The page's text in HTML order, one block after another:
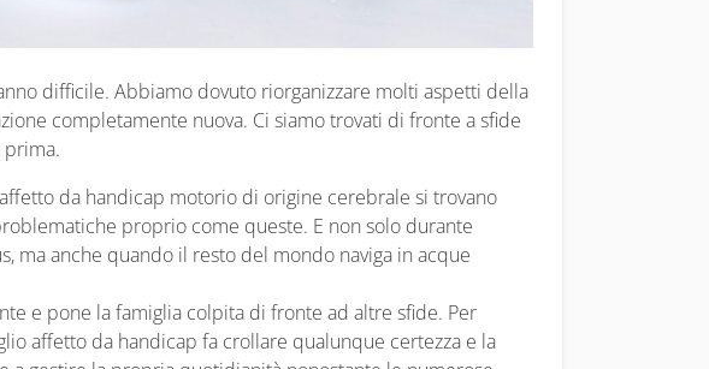
difficile. Abbiamo dovuto riorganizzare molti aspetti della
completamente nuova. Ci siamo trovati di fronte a sfide
prima.
da handicap motorio di origine cerebrale si trovano
proprio come queste. E non solo durante
ma anche quando il resto del mondo naviga in acque
e pone la famiglia colpita di fronte ad altre sfide. Per
affetto da handicap fa crollare qualunque certezza e la